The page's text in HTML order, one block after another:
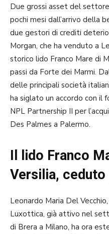
Due grossi asset del
pochi mesi dall’arrivo della
due gestori di crediti
Morgan, che ha venduto a
storico lido Franco Mare di
passi da Forte dei Marmi.
delle principali società
ha siglato un accordo con il
NPL Partnership II per
Des Palmes a Palermo.
Il lido Franco
Versilia,
Leonardo Maria Del
Luxottica, già attivo nel
di Brera a Milano, ha ora